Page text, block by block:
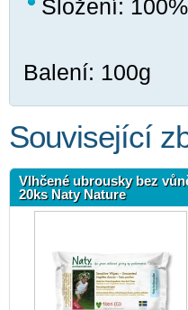
Složení:
Balení: 100g
Související
Vlhčené ubrousky bez
20ks Naty Nature